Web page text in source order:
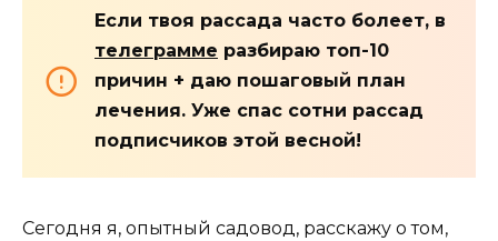
Если твоя рассада часто болеет, в
телеграмме разбираю топ-10
причин + даю пошаговый план
лечения. Уже спас сотни рассад
подписчиков этой весной!
Сегодня я, опытный садовод, расскажу о том,